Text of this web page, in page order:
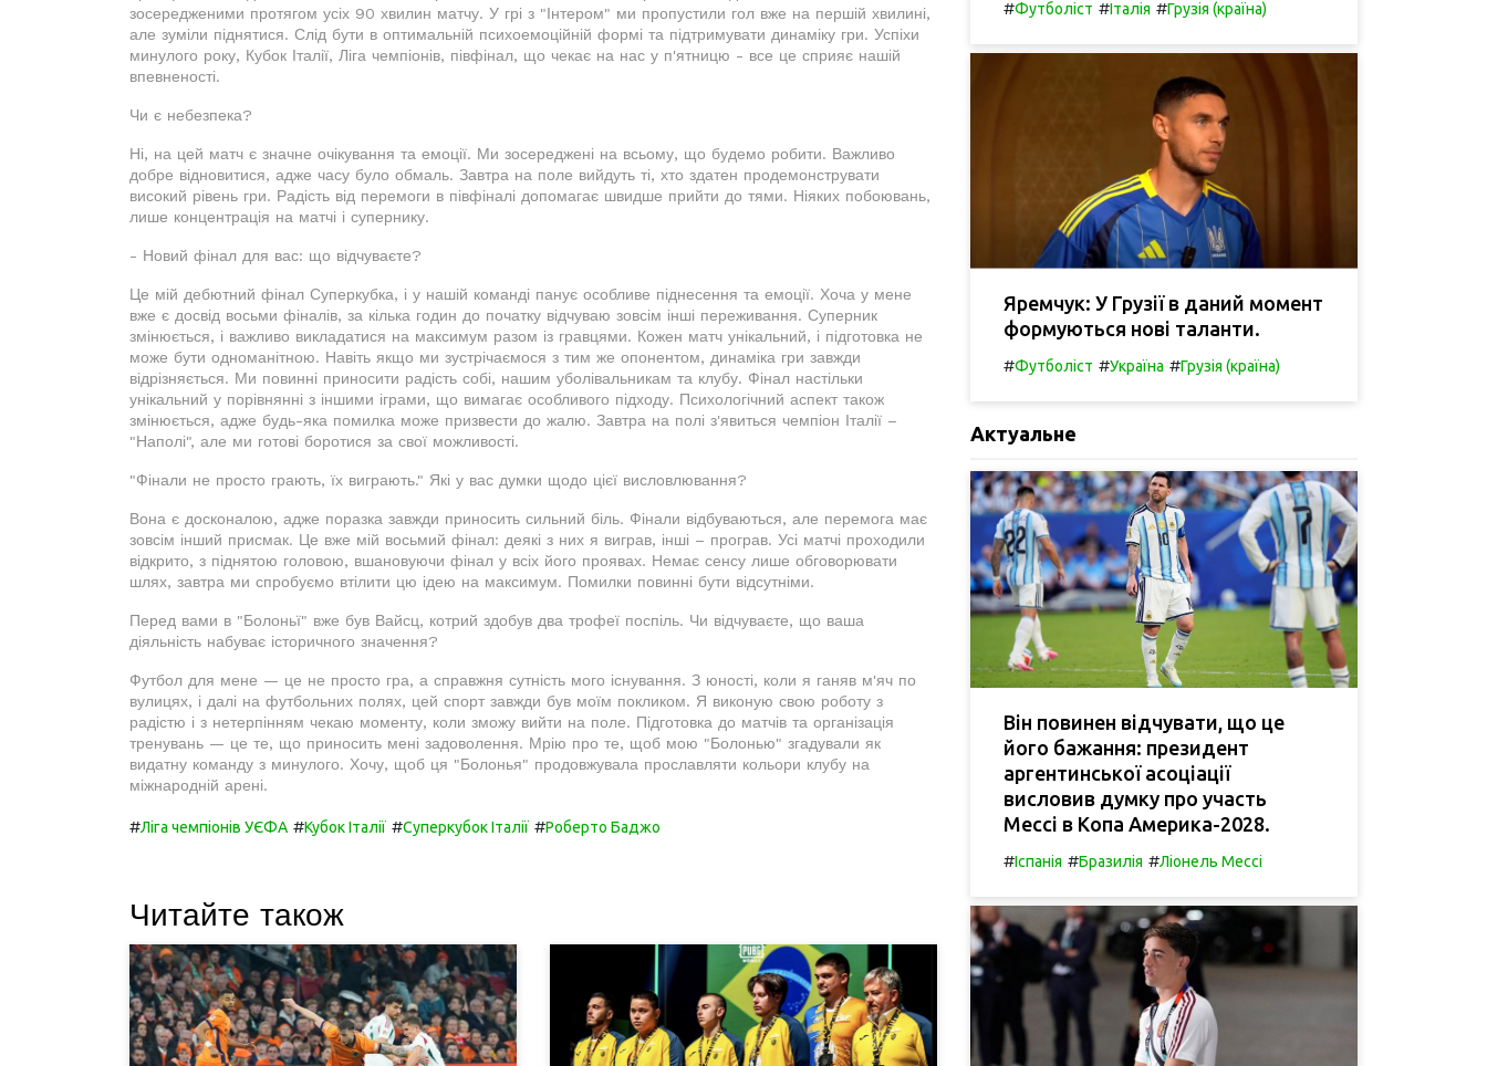
зосередженими протягом усіх 90 хвилин матчу. У грі з "Інтером" ми пропустили гол вже на першій хвилині,
але зуміли піднятися. Слід бути в оптимальній психоемоційній формі та підтримувати динаміку гри. Успіхи
минулого року, Кубок Італії, Ліга чемпіонів, півфінал, що чекає на нас у п'ятницю - все це сприяє нашій
впевненості.
Чи є небезпека?
Ні, на цей матч є значне очікування та емоції. Ми зосереджені на всьому, що будемо робити. Важливо
добре відновитися, адже часу було обмаль. Завтра на поле вийдуть ті, хто здатен продемонструвати
високий рівень гри. Радість від перемоги в півфіналі допомагає швидше прийти до тями. Ніяких побоювань,
лише концентрація на матчі і супернику.
- Новий фінал для вас: що відчуваєте?
Це мій дебютний фінал Суперкубка, і у нашій команді панує особливе піднесення та емоції. Хоча у мене
вже є досвід восьми фіналів, за кілька годин до початку відчуваю зовсім інші переживання. Суперник
змінюється, і важливо викладатися на максимум разом із гравцями. Кожен матч унікальний, і підготовка не
може бути одноманітною. Навіть якщо ми зустрічаємося з тим же опонентом, динаміка гри завжди
відрізняється. Ми повинні приносити радість собі, нашим уболівальникам та клубу. Фінал настільки
унікальний у порівнянні з іншими іграми, що вимагає особливого підходу. Психологічний аспект також
змінюється, адже будь-яка помилка може призвести до жалю. Завтра на полі з'явиться чемпіон Італії –
"Наполі", але ми готові боротися за свої можливості.
"Фінали не просто грають, їх виграють." Які у вас думки щодо цієї висловлювання?
Вона є досконалою, адже поразка завжди приносить сильний біль. Фінали відбуваються, але перемога має
зовсім інший присмак. Це вже мій восьмий фінал: деякі з них я виграв, інші – програв. Усі матчі проходили
відкрито, з піднятою головою, вшановуючи фінал у всіх його проявах. Немає сенсу лише обговорювати
шлях, завтра ми спробуємо втілити цю ідею на максимум. Помилки повинні бути відсутніми.
Перед вами в "Болоньї" вже був Вайсц, котрий здобув два трофеї поспіль. Чи відчуваєте, що ваша
діяльність набуває історичного значення?
Футбол для мене — це не просто гра, а справжня сутність мого існування. З юності, коли я ганяв м'яч по
вулицях, і далі на футбольних полях, цей спорт завжди був моїм покликом. Я виконую свою роботу з
радістю і з нетерпінням чекаю моменту, коли зможу вийти на поле. Підготовка до матчів та організація
тренувань — це те, що приносить мені задоволення. Мрію про те, щоб мою "Болонью" згадували як
видатну команду з минулого. Хочу, щоб ця "Болонья" продовжувала прославляти кольори клубу на
міжнародній арені.
#Ліга чемпіонів УЄФА #Кубок Італії #Суперкубок Італії #Роберто Баджо
Читайте також
#Футболіст #Італія #Грузія (країна)
Яремчук: У Грузії в даний момент
формуються нові таланти.
#Футболіст #Україна #Грузія (країна)
Актуальне
Він повинен відчувати, що це
його бажання: президент
аргентинської асоціації
висловив думку про участь
Мессі в Копа Америка-2028.
#Іспанія #Бразилія #Ліонель Мессі